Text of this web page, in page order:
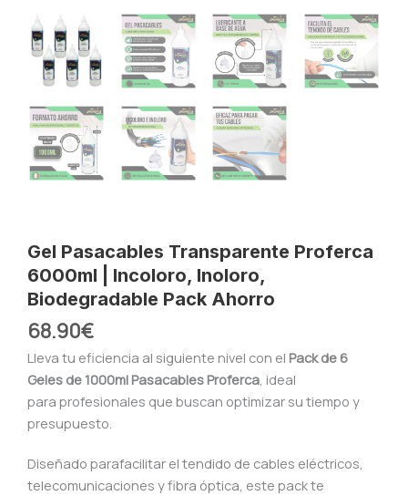
Gel Pasacables Transparente Proferca
6000ml | Incoloro, Inoloro,
Biodegradable Pack Ahorro
68.90€
Lleva tu eficiencia al siguiente nivel con el Pack de 6
Geles de 1000ml Pasacables Proferca , ideal
para profesionales que buscan optimizar su tiempo y
presupuesto.
Diseñado parafacilitar el tendido de cables eléctricos,
telecomunicaciones y fibra óptica, este pack te